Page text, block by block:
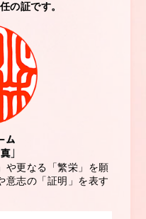
の証です。
や更なる「繁栄」を願
意志の「証明」を表す